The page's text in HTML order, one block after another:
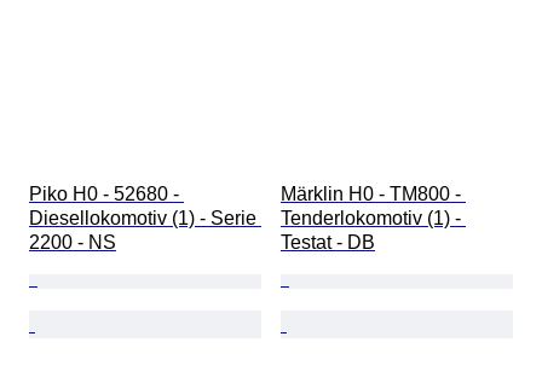
Piko H0 - 52680 -
Diesellokomotiv (1) - Serie
2200 - NS
Märklin H0 - TM800 -
Tenderlokomotiv (1) -
Testat - DB